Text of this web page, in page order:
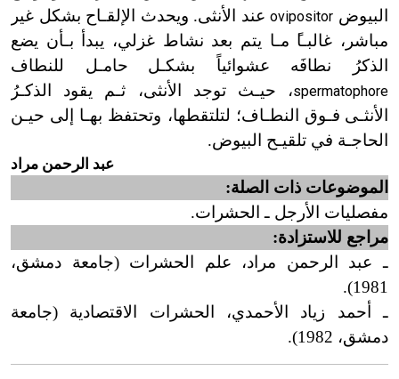
البيوض ovipositorعند الأنثى. ويحدث الإلقـاح بشكل غير
مباشر، غالبـا مـا يتم بعد نشاط غزلي، يبدأ بـأن يضع
الذكرُ نطافَه عشوائياً بشكـل حامـل للنطاف
spermatophore، حيـث توجد الأنثى، ثـم يقود الذكـرُ
الأنثـى فـوق النطـاف؛ لتلتقطها، وتحتفظ بهـا إلى حيـن
الحاجـة في تلقيـح البيوض.
عبد الرحمن مراد
الموضوعات ذات الصلة:
مفصليات الأرجل ـ الحشرات.
مراجع للاستزادة:
ـ عبد الرحمن مراد، علم الحشرات (جامعة دمشق،
1981).
ـ أحمد زياد الأحمدي، الحشرات الاقتصادية (جامعة
دمشق، 1982).